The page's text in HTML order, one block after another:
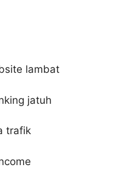
lambat
jatuh
trafik